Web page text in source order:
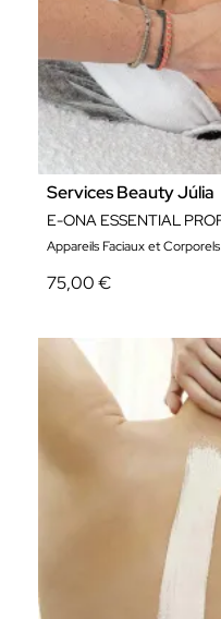
Services Beauty Júlia
Appareils Faciaux et Corporels
75,00 €